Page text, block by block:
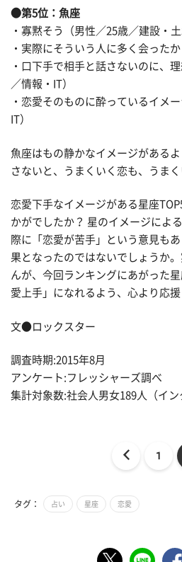
●第5位：魚座
・寡黙そう（男性／25歳／建設・土
・実際にそういう人に多く会った
・口下手で相手と話さないのに、
／情報・IT）
・恋愛そのものに酔っているイメ
IT）
魚座はもの静かなイメージがある
さないと、うまくいく恋も、うまく
恋愛下手なイメージがある星座
かがでしたか？ 星のイメージによ
際に「恋愛が苦手」という意見も
果となったのではないでしょうか
んが、今回ランキングにあがった
愛上手」になれるよう、心より応援
文●ロックスター
調査時期:2015年8月
アンケート:フレッシャーズ調べ
集計対象数:社会人男女189人（イン
1
タグ： 占い 星座 恋愛